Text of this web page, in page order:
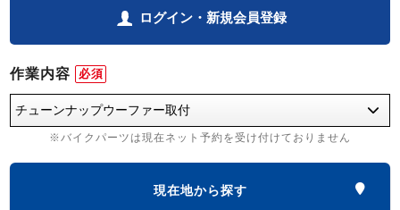
ログイン・新規会員登録
作業内容 必須
※バイクパーツは現在ネット予約を受け付けておりません
現在地から探す